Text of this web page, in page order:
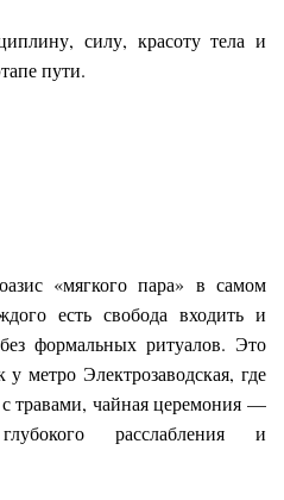
силу, красоту тела и
пути.
«мягкого пара» в самом
есть свобода входить и
формальных ритуалов. Это
метро Электрозаводская, где
травами, чайная церемония —
расслабления и